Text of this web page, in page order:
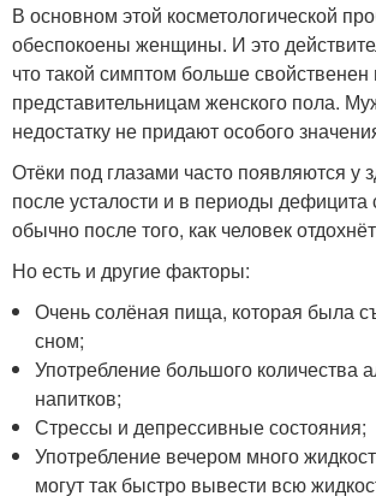
В основном этой косметологической
обеспокоены женщины. И это
что такой симптом больше
представительницам женского пола.
недостатку не придают особого
Отёки под глазами часто появляются у
после усталости и в периоды дефицита
обычно после того, как человек
Но есть и другие факторы:
Очень солёная пища, которая была
сном;
Употребление большого количества
напитков;
Стрессы и депрессивные состояния;
Употребление вечером много
могут так быстро вывести всю